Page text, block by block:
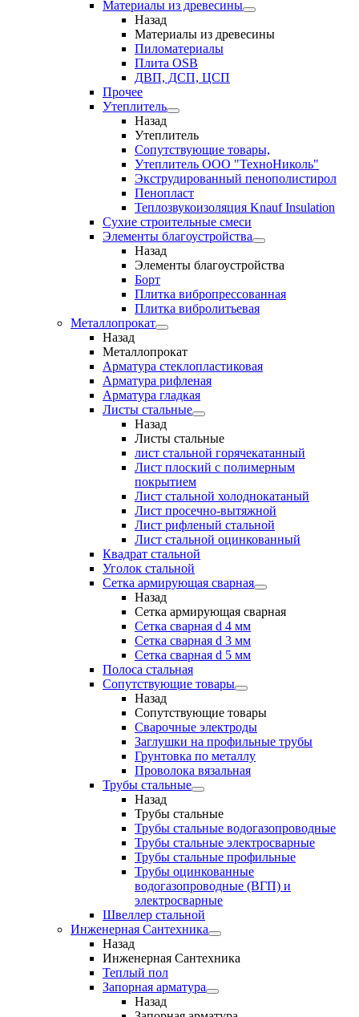
Материалы из древесины
Назад
Материалы из древесины
Пиломатериалы
Плита OSB
ДВП, ДСП, ЦСП
Прочее
Утеплитель
Назад
Утеплитель
Сопутствующие товары,
Утеплитель ООО "ТехноНиколь"
Экструдированный пенополистирол
Пенопласт
Теплозвукоизоляция Knauf Insulation
Сухие строительные смеси
Элементы благоустройства
Назад
Элементы благоустройства
Борт
Плитка вибропрессованная
Плитка вибролитьевая
Металлопрокат
Назад
Металлопрокат
Арматура стеклопластиковая
Арматура рифленая
Арматура гладкая
Листы стальные
Назад
Листы стальные
лист стальной горячекатанный
Лист плоский с полимерным
покрытием
Лист стальной холоднокатаный
Лист просечно-вытяжной
Лист рифленый стальной
Лист стальной оцинкованный
Квадрат стальной
Уголок стальной
Сетка армирующая сварная
Назад
Сетка армирующая сварная
Сетка сварная d 4 мм
Сетка сварная d 3 мм
Сетка сварная d 5 мм
Полоса стальная
Сопутствующие товары
Назад
Сопутствующие товары
Сварочные электроды
Заглушки на профильные трубы
Грунтовка по металлу
Проволока вязальная
Трубы стальные
Назад
Трубы стальные
Трубы стальные водогазопроводные
Трубы стальные электросварные
Трубы стальные профильные
Трубы оцинкованные
водогазопроводные (ВГП) и
электросварные
Швеллер стальной
Инженерная Сантехника
Назад
Инженерная Сантехника
Теплый пол
Запорная арматура
Назад